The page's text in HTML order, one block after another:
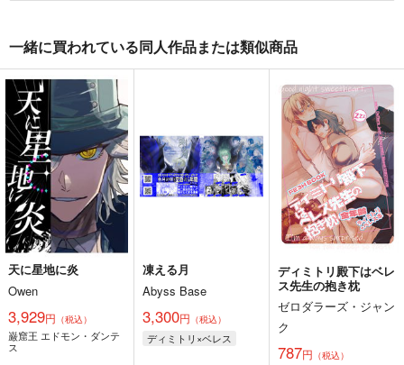
一緒に買われている同人作品または類似商品
天に星地に炎
Owen
3,929円 （税込）
巌窟王 エドモン・ダンテ
ス
凍える月
Abyss Base
3,300円 （税込）
ディミトリ×ベレス
ディミトリ殿下はベレ
ス先生の抱き枕
ゼロダラーズ・ジャン
ク
787円 （税込）